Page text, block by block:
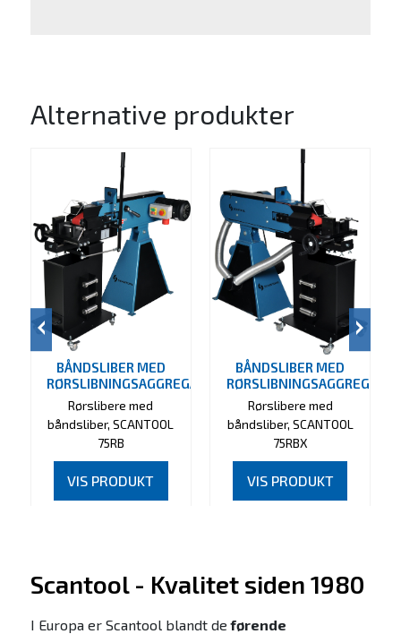
Alternative produkter
BÅNDSLIBER MED
RØRSLIBNINGSAGGREGAT
Rørslibere med
båndsliber, SCANTOOL
75RB
VIS PRODUKT
BÅNDSLIBER MED
RØRSLIBNINGSAGGREGAT
Rørslibere med
båndsliber, SCANTOOL
75RBX
VIS PRODUKT
Scantool - Kvalitet siden 1980
I Europa er Scantool blandt de førende